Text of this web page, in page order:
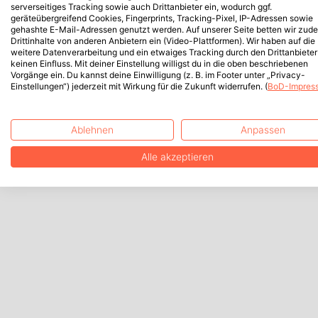
serverseitiges Tracking sowie auch Drittanbieter ein, wodurch ggf.
geräteübergreifend Cookies, Fingerprints, Tracking-Pixel, IP-Adressen sowie
gehashte E-Mail-Adressen genutzt werden. Auf unserer Seite betten wir
Drittinhalte von anderen Anbietern ein (Video-Plattformen). Wir haben auf die
weitere Datenverarbeitung und ein etwaiges Tracking durch den Drittanbieter
keinen Einfluss. Mit deiner Einstellung willigst du in die oben beschriebenen
Vorgänge ein. Du kannst deine Einwilligung (z. B. im Footer unter „Privacy-
Einstellungen“) jederzeit mit Wirkung für die Zukunft widerrufen. (BoD-
Ablehnen Anpassen
Alle akzeptieren